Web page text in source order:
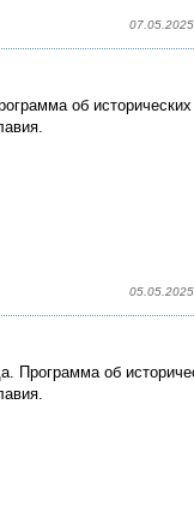
об исторических
Программа об